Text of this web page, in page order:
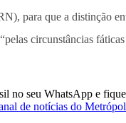
para que a distinção
circunstâncias
no seu WhatsApp e
de notícias do